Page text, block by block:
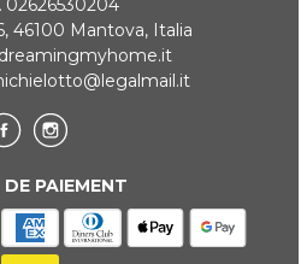
46100 Mantova, Italia
PAIEMENT